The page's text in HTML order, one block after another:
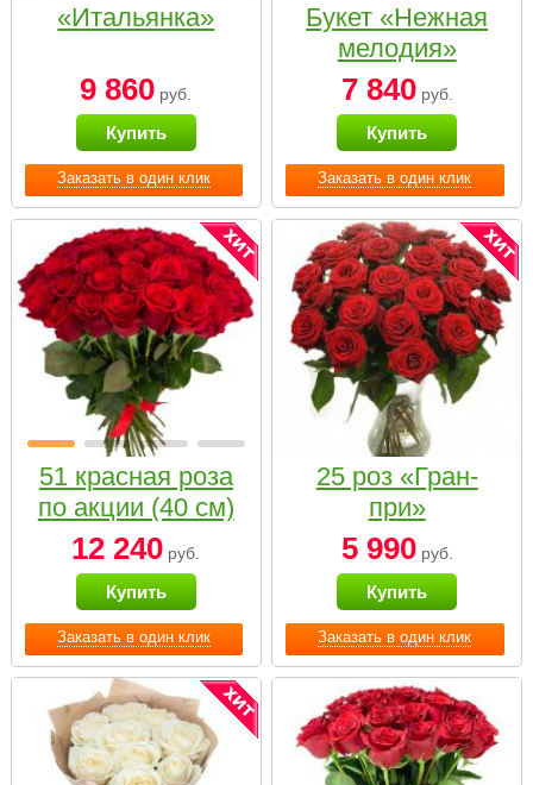
Заказать в один клик
«Итальянка»
9 860 руб.
Купить
Заказать в один клик
Букет «Нежная
мелодия»
7 840руб.
Купить
Заказать в один клик
51 красная роза
по акции (40 см)
12 240 руб.
Купить
Заказать в один клик
25 роз «Гран-
при»
5 990руб.
Купить